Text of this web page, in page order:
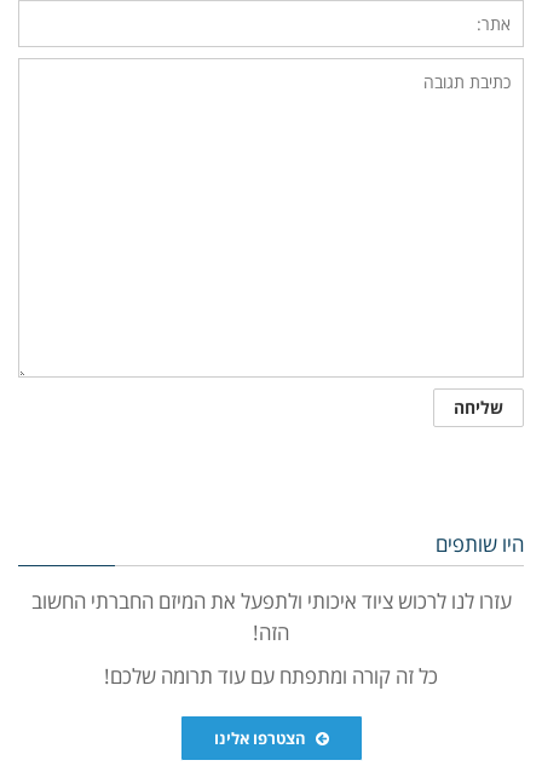
היו שותפים
עזרו לנו לרכוש ציוד איכותי ולתפעל את המיזם החברתי החשוב
הזה!
כל זה קורה ומתפתח עם עוד תרומה שלכם!
הצטרפו אלינו